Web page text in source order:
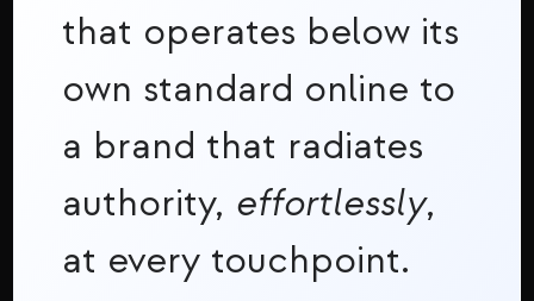
that operates below its
own standard online to
a brand that radiates
authority, effortlessly,
at every touchpoint.